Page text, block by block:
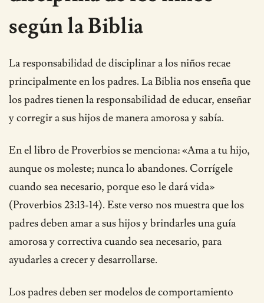
según la Biblia
La responsabilidad de disciplinar a los niños recae
principalmente en los padres. La Biblia nos enseña que
los padres tienen la responsabilidad de educar, enseñar
y corregir a sus hijos de manera amorosa y sabía.
En el libro de Proverbios se menciona: «Ama a tu hijo,
aunque os moleste; nunca lo abandones. Corrígele
cuando sea necesario, porque eso le dará vida»
(Proverbios 23:13-14). Este verso nos muestra que los
padres deben amar a sus hijos y brindarles una guía
amorosa y correctiva cuando sea necesario, para
ayudarles a crecer y desarrollarse.
Los padres deben ser modelos de comportamiento